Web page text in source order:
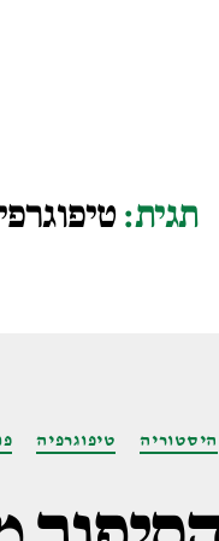
תגית:
היסטוריה טיפוגרפיה